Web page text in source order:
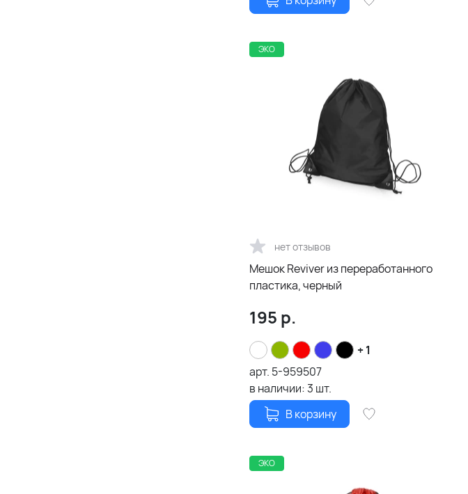
ЭКО
нет отзывов
Мешок Reviver из переработанного
пластика, черный
195 р.
+ 1
арт. 5-959507
в наличии:3 шт.
В корзину
ЭКО